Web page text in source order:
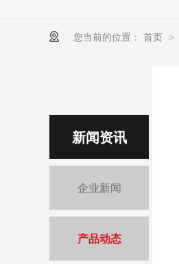
您当前的位置： 首页 >
新闻资讯
企业新闻
产品动态